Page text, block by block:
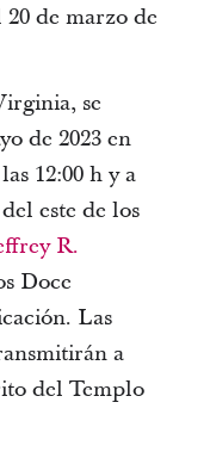
de marzo de
se
de 2023 en
12:00 h y a
este de los
R.
Doce
Las
a
del Templo